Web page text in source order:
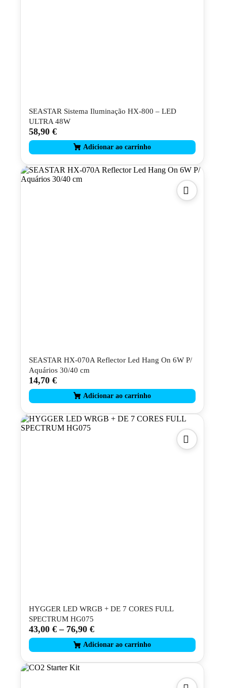
SEASTAR Sistema Iluminação HX-800 – LED
ULTRA 48W
58,90 €
SEASTAR HX-070A Reflector Led Hang On 6W P/
Aquários 30/40 cm
14,70 €
HYGGER LED WRGB + DE 7 CORES FULL
SPECTRUM HG075
43,00 € – 76,90 €
This
product
has
multiple
variants.